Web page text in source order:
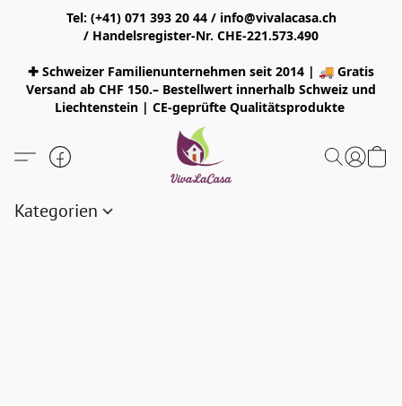
Tel: (+41) 071 393 20 44 / info@vivalacasa.ch
/ Handelsregister-Nr. CHE-221.573.490
✚ Schweizer Familienunternehmen seit 2014 | 🚚 Gratis
Versand ab CHF 150.– Bestellwert innerhalb Schweiz und
Liechtenstein | CE-geprüfte Qualitätsprodukte
Kategorien